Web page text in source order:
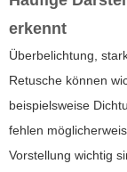
erkennt
Überbelichtung,
Retusche können
beispielsweise
fehlen
Vorstellung wichtig